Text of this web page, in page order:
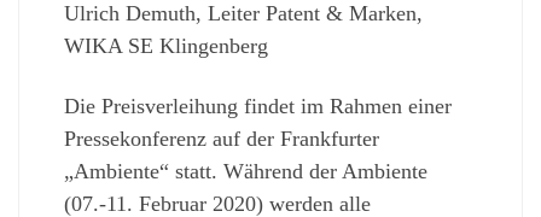
Ulrich Demuth, Leiter Patent & Marken,
WIKA SE Klingenberg
Die Preisverleihung findet im Rahmen einer
Pressekonferenz auf der Frankfurter
„Ambiente“ statt. Während der Ambiente
(07.-11. Februar 2020) werden alle